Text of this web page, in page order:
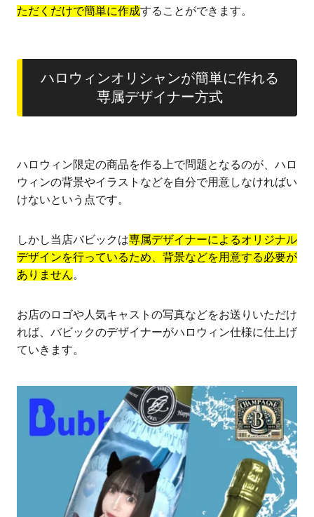
ただくだけで簡単に作成することができます。
ハロウィンオリシャンが簡単に作れる
専属デザイナー方式
ハロウィン限定の商品を作る上で問題となるのが、ハロ
ウィンの背景やイラストなどを自分で用意しなければい
けないという点です。
しかし当店バビックは専属デザイナーによるオリジナル
デザインを行っているため、背景などを用意する必要が
ありません。
お店のロゴや人気キャストの写真などをお送りいただけ
れば、バビックのデザイナーがハロウィン仕様に仕上げ
ていきます。